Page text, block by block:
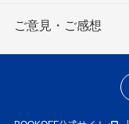
ご意見・ご感想